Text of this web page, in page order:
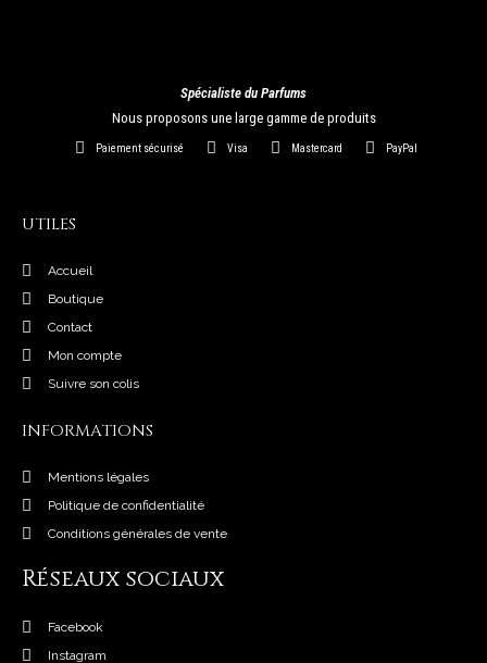
Spécialiste du Parfums
Nous proposons une large gamme de produits
Paiement sécurisé Visa Mastercard PayPal
UTILES
Accueil
Boutique
Contact
Mon compte
Suivre son colis
INFORMATIONS
Mentions légales
Politique de confidentialité
Conditions générales de vente
Réseaux sociaux
Facebook
Instagram